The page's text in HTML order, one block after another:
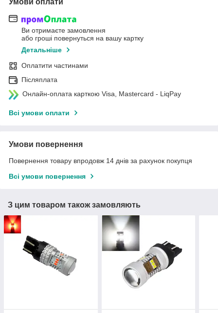
Умови оплати
Ви отримаєте замовлення
або гроші повернуться на вашу картку
Детальніше
Оплатити частинами
Післяплата
Онлайн-оплата карткою Visa, Mastercard - LiqPay
Всі умови оплати
Умови повернення
Повернення товару впродовж 14 днів за рахунок покупця
Всі умови повернення
З цим товаром також замовляють